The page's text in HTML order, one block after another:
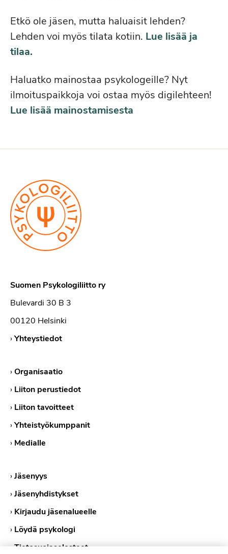
Etkö ole jäsen, mutta haluaisit lehden?
Lehden voi myös tilata kotiin. Lue lisää ja
tilaa.
Haluatko mainostaa psykologeille? Nyt
ilmoituspaikkoja voi ostaa myös digilehteen!
Lue lisää mainostamisesta
Suomen Psykologiliitto ry
Bulevardi 30 B 3
00120 Helsinki
›Yhteystiedot
›Organisaatio
› Liiton perustiedot
› Liiton tavoitteet
›Yhteistyökumppanit
› Medialle
›Jäsenyys
›Jäsenyhdistykset
› Kirjaudu jäsenalueelle
› Löydä psykologi
›Tietosuojaselosteet